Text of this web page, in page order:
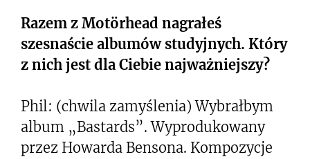
Razem z Motörhead nagrałeś
szesnaście albumów studyjnych. Który
z nich jest dla Ciebie najważniejszy?
Phil: (chwila zamyślenia) Wybrałbym
album „Bastards”. Wyprodukowany
przez Howarda Bensona. Kompozycje